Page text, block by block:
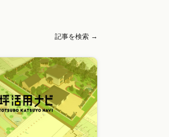
記事を検索 →